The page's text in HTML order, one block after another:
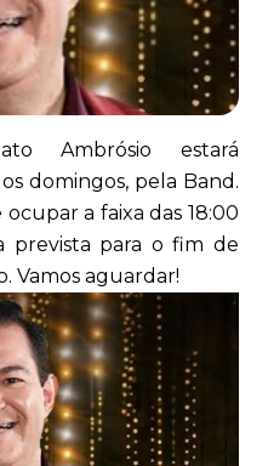
Ambrósio estará
domingos, pela Band.
a faixa das 18:00
prevista para o fim de
Vamos aguardar!